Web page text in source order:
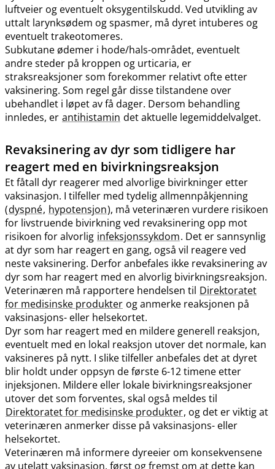
luftveier og eventuelt oksygentilskudd. Ved utvikling av
uttalt larynksødem og spasmer, må dyret intuberes og
eventuelt trakeotomeres.
Subkutane ødemer i hode​/​hals-området, eventuelt
andre steder på kroppen og urticaria, er
straksreaksjoner som forekommer relativt ofte etter
vaksinering. Som regel går disse tilstandene over
ubehandlet i løpet av få dager. Dersom behandling
innledes, er antihistamin det aktuelle legemiddelvalget.
Revaksinering av dyr som tidligere har
reagert med en bivirkningsreaksjon
Et fåtall dyr reagerer med alvorlige bivirkninger etter
vaksinasjon. I tilfeller med tydelig allmennpåkjenning
(dyspné, hypotensjon), må veterinæren vurdere risikoen
for livstruende bivirkning ved revaksinering opp mot
risikoen for alvorlig infeksjonssykdom. Det er sannsynlig
at dyr som har reagert en gang, også vil reagere ved
neste vaksinering. Derfor anbefales ikke revaksinering av
dyr som har reagert med en alvorlig bivirkningsreaksjon.
Veterinæren må rapportere hendelsen til Direktoratet
for medisinske produkter og anmerke reaksjonen på
vaksinasjons- eller helsekortet.
Dyr som har reagert med en mildere generell reaksjon,
eventuelt med en lokal reaksjon utover det normale, kan
vaksineres på nytt. I slike tilfeller anbefales det at dyret
blir holdt under oppsyn de første 6-12 timene etter
injeksjonen. Mildere eller lokale bivirkningsreaksjoner
utover det som forventes, skal også meldes til
Direktoratet for medisinske produkter, og det er viktig at
veterinæren anmerker disse på vaksinasjons- eller
helsekortet.
Veterinæren må informere dyreeier om konsekvensene
av utelatt vaksinasjon, først og fremst om at dette kan